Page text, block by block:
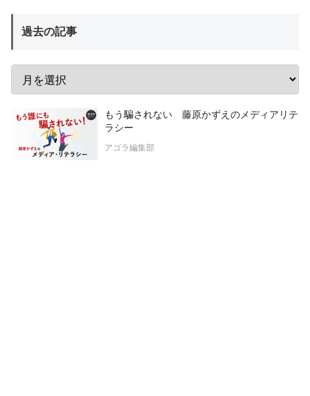
過去の記事
もう騙されない 藤原かずえのメディアリテ
ラシー
アゴラ編集部